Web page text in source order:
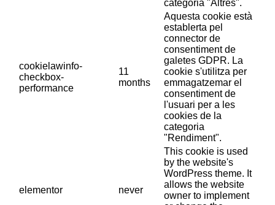
categoria "Altres".
cookielawinfo-
checkbox-
performance
11
months
Aquesta cookie està
establerta pel
connector de
consentiment de
galetes GDPR. La
cookie s'utilitza per
emmagatzemar el
consentiment de
l'usuari per a les
cookies de la
categoria
"Rendiment".
elementor never
This cookie is used
by the website's
WordPress theme. It
allows the website
owner to implement